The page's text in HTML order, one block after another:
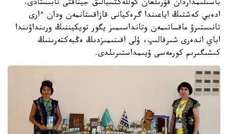
باسىلىمداردان قۇرىلعان كوللەكتسيالىق جيناقتى تابىستادى.
ادەبي كەشتىڭ اياعىندا گرەكيانى قازاقستانمەن ودان ءارى
تانىستىرۋ ماقساتىمەن وتانداسىمىز يگور تويكيننىڭ ورىنداۋىندا
اباي اندەرى شىرقالىپ، ۇلى اقىنىمىزدىڭ ەڭبەكتەرىنىڭ
كىشىگىرىم كورمەسى ۇيىمداستىرىلدى.